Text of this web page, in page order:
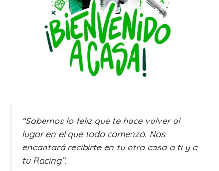
“Sabemos lo feliz que te hace volver al
lugar en el que todo comenzó. Nos
encantará recibirte en tu otra casa a ti y a
tu Racing”.